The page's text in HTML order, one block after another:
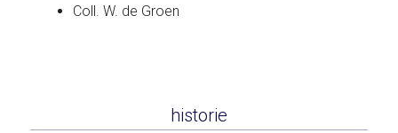
Coll. W. de Groen
historie